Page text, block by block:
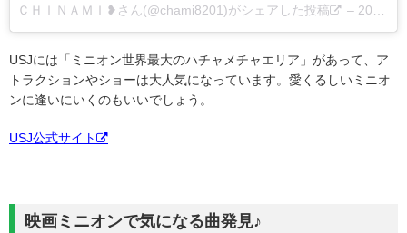
ＣＨＩＮＡＭＩ❥さん(@chami8201)がシェアした投稿 – 2017 7月 26 8:13午後 PDT
USJには「ミニオン世界最大のハチャメチャエリア」があって、ア
トラクションやショーは大人気になっています。愛くるしいミニオ
ンに逢いにいくのもいいでしょう。
USJ公式サイト
映画ミニオンで気になる曲発見♪